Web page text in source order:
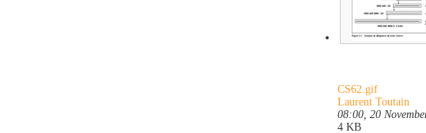
CS62.gif
Laurent Toutain
08:00, 20
4 KB